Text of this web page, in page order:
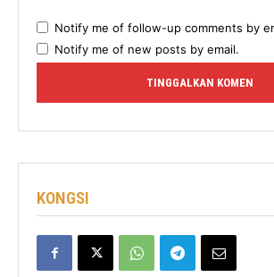
Notify me of follow-up comments by
Notify me of new posts by email.
KONGSI